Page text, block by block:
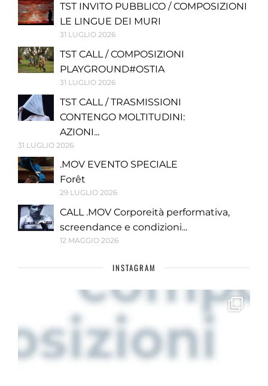
TST INVITO PUBBLICO / COMPOSIZIONI
LE LINGUE DEI MURI
31 LUGLIO 2026
TST CALL / COMPOSIZIONI
PLAYGROUND#OSTIA
31 LUGLIO 2026
TST CALL / TRASMISSIONI
CONTENGO MOLTITUDINI:
AZIONI...
31 LUGLIO 2026
.MOV EVENTO SPECIALE
Forêt
29 LUGLIO 2026
CALL .MOV Corporeità performativa,
screendance e condizioni...
12 MAGGIO 2026
INSTAGRAM